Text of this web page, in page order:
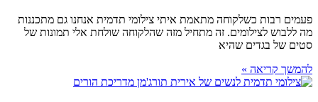
פעמים רבות כשלקוחה מתאמת איתי צילומי תדמית אנחנו גם מתכננות
מה ללבוש לצילומים. זה מתחיל מזה שהלקוחה שולחת אלי תמונות של
סטים של בגדים שהיא
להמשך קריאה »